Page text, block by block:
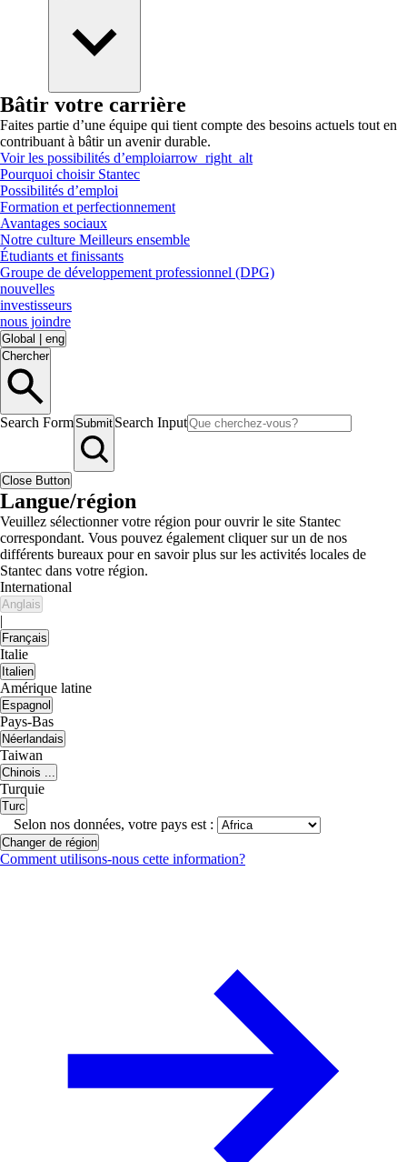
Bâtir votre carrière
Faites partie d’une équipe qui tient compte des besoins actuels tout en
contribuant à bâtir un avenir durable.
Voir les possibilités d’emploiarrow_right_alt
Pourquoi choisir Stantec
Possibilités d’emploi
Formation et perfectionnement
Avantages sociaux
Notre culture Meilleurs ensemble
Étudiants et finissants
Groupe de développement professionnel (DPG)
nouvelles
investisseurs
nous joindre
Global
eng
Chercher
Search FormSubmit Search Input
Close Button
Langue/région
Veuillez sélectionner votre région pour ouvrir le site Stantec
correspondant. Vous pouvez également cliquer sur un de nos
différents bureaux pour en savoir plus sur les activités locales de
Stantec dans votre région.
International
Anglais
|
Français
Italie
Italien
Amérique latine
Espagnol
Pays-Bas
Néerlandais
Taiwan
Chinois ...
Turquie
Turc
Selon nos données, votre pays est :
Changer de région
Comment utilisons-nous cette information?